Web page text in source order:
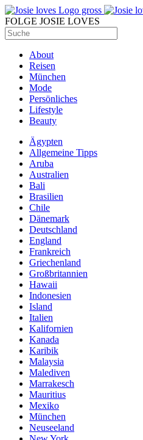
FOLGE JOSIE LOVES
About
Reisen
München
Mode
Persönliches
Lifestyle
Beauty
Ägypten
Allgemeine Tipps
Aruba
Australien
Bali
Brasilien
Chile
Dänemark
Deutschland
England
Frankreich
Griechenland
Großbritannien
Hawaii
Indonesien
Island
Italien
Kalifornien
Kanada
Karibik
Malaysia
Malediven
Marrakesch
Mauritius
Mexiko
München
Neuseeland